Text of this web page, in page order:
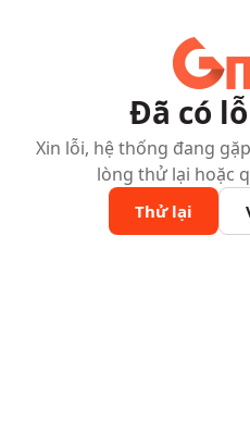
Đã có
Xin lỗi, hệ thống đang
lòng thử lại hoặc
Thử lại